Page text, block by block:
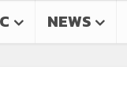
NEWS